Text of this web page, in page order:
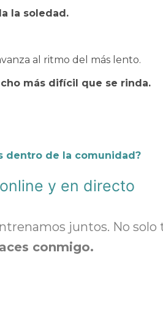
la soledad.
al ritmo del más lento.
más difícil que se rinda.
dentro de la comunidad?
y en directo
juntos. No solo
conmigo.